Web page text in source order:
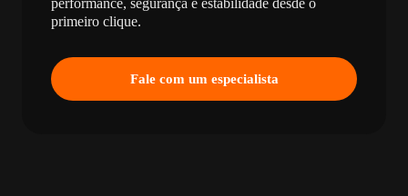
performance, segurança e estabilidade desde o
primeiro clique.
Fale com um especialista